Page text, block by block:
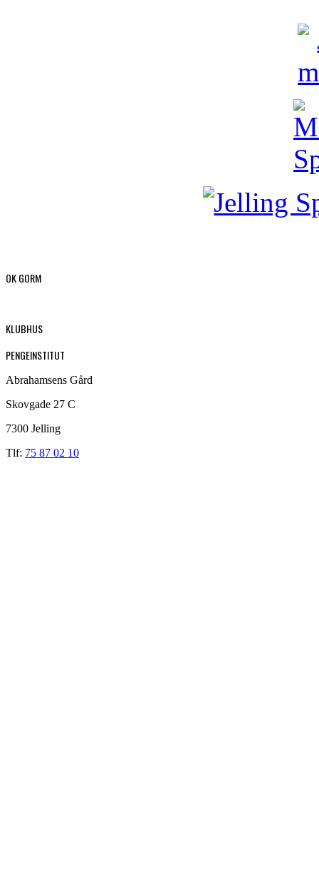
OK GORM
KLUBHUS
PENGEINSTITUT
Abrahamsens Gård
Skovgade 27 C
7300 Jelling
Tlf: 75 87 02 10